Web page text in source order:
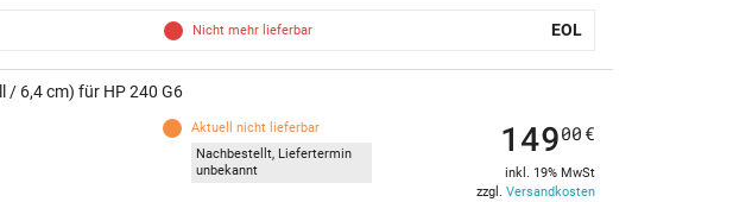
Nicht mehr lieferbar EOL
/ 6,4 cm) für HP 240 G6
Aktuell nicht lieferbar
Nachbestellt, Liefertermin
unbekannt
14900 €
inkl. 19% MwSt
zzgl. Versandkosten